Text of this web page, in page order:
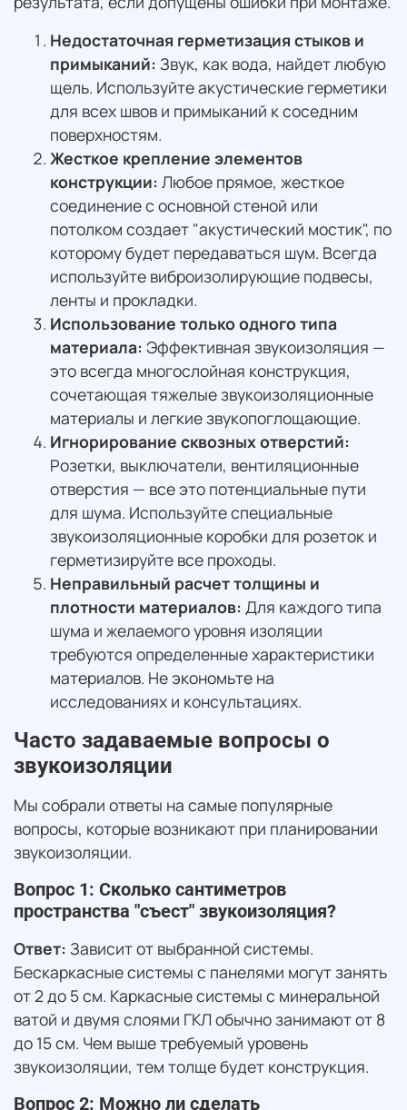
Недостаточная герметизация стыков и
примыканий: Звук, как вода, найдет любую
щель. Используйте акустические герметики
для всех швов и примыканий к соседним
поверхностям.
Жесткое крепление элементов
конструкции: Любое прямое, жесткое
соединение с основной стеной или
потолком создает "акустический мостик", по
которому будет передаваться шум. Всегда
используйте виброизолирующие подвесы,
ленты и прокладки.
Использование только одного типа
материала: Эффективная звукоизоляция —
это всегда многослойная конструкция,
сочетающая тяжелые звукоизоляционные
материалы и легкие звукопоглощающие.
Игнорирование сквозных отверстий:
Розетки, выключатели, вентиляционные
отверстия — все это потенциальные пути
для шума. Используйте специальные
звукоизоляционные коробки для розеток и
герметизируйте все проходы.
Неправильный расчет толщины и
плотности материалов: Для каждого типа
шума и желаемого уровня изоляции
требуются определенные характеристики
материалов. Не экономьте на
исследованиях и консультациях.
Часто задаваемые вопросы о
звукоизоляции
Мы собрали ответы на самые популярные
вопросы, которые возникают при планировании
звукоизоляции.
Вопрос 1: Сколько сантиметров
пространства "съест" звукоизоляция?
Ответ: Зависит от выбранной системы.
Бескаркасные системы с панелями могут занять
от 2 до 5 см. Каркасные системы с минеральной
ватой и двумя слоями ГКЛ обычно занимают от 8
до 15 см. Чем выше требуемый уровень
звукоизоляции, тем толще будет конструкция.
Вопрос 2: Можно ли сделать